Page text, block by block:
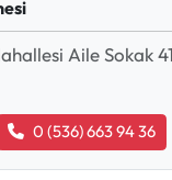
Aile Sokak
0 (536) 663 94 36